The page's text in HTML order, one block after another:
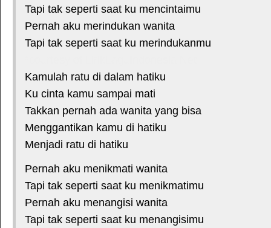
Tapi tak seperti saat ku mencintaimu
Pernah aku merindukan wanita
Tapi tak seperti saat ku merindukanmu
Kamulah ratu di dalam hatiku
Ku cinta kamu sampai mati
Takkan pernah ada wanita yang bisa
Menggantikan kamu di hatiku
Menjadi ratu di hatiku
Pernah aku menikmati wanita
Tapi tak seperti saat ku menikmatimu
Pernah aku menangisi wanita
Tapi tak seperti saat ku menangisimu